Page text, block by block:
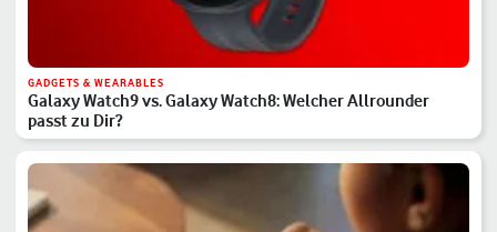
GADGETS & WEARABLES
Galaxy Watch9 vs. Galaxy Watch8: Welcher Allrounder
passt zu Dir?